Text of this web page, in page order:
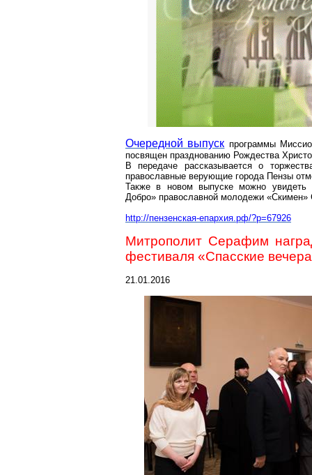
Очередной выпуск программы
посвящен празднованию Рождества
В передаче рассказывается о
православные верующие города Пензы
Также в новом выпуске можно увидеть
Добро» православной молодежи «Скимен»
http://пензенская-епархия.рф/?p=67926
Митрополит Серафим
фестиваля «Спасские
21.01.2016